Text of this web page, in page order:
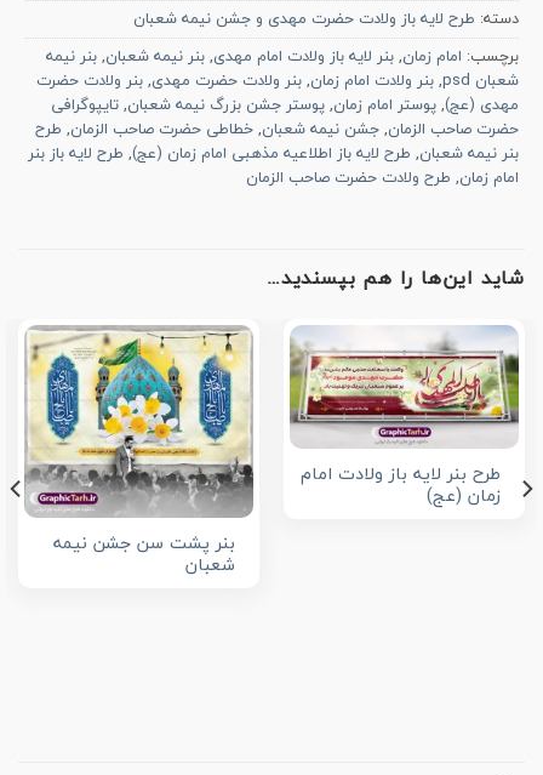
دسته: طرح لایه باز ولادت حضرت مهدی و جشن نیمه شعبان
برچسب: امام زمان, بنر لایه باز ولادت امام مهدی, بنر نیمه شعبان, بنر نیمه
شعبان psd
, بنر ولادت امام زمان, بنر ولادت حضرت مهدی, بنر ولادت حضرت
مهدی (عج), پوستر امام زمان, پوستر جشن بزرگ نیمه شعبان, تایپوگرافی
حضرت صاحب الزمان, جشن نیمه شعبان, خطاطی حضرت صاحب الزمان, طرح
بنر نیمه شعبان, طرح لایه باز اطلاعیه مذهبی امام زمان (عج), طرح لایه باز بنر
امام زمان, طرح ولادت حضرت صاحب الزمان
شاید این‌ها را هم بپسندید…
طرح بنر لایه باز ولادت امام
زمان (عج)
بنر پشت سن جشن نیمه
شعبان